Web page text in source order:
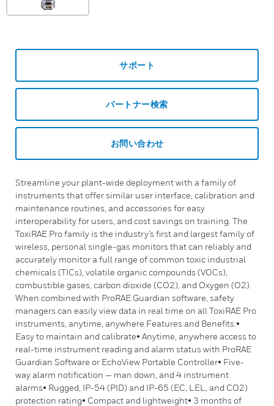
サポート
パートナー検索
お問い合わせ
Streamline your plant-wide deployment with a family of
instruments that offer similar user interface, calibration and
maintenance routines, and accessories for easy
interoperability for users, and cost savings on training. The
ToxiRAE Pro family is the industry’s first and largest family of
wireless, personal single-gas monitors that can reliably and
accurately monitor a full range of common toxic industrial
chemicals (TICs), volatile organic compounds (VOCs),
combustible gases, carbon dioxide (CO2), and Oxygen (O2).
When combined with ProRAE Guardian software, safety
managers can easily view data in real time on all ToxiRAE Pro
instruments, anytime, anywhere.Features and Benefits:•
Easy to maintain and calibrate• Anytime, anywhere access to
real-time instrument reading and alarm status with ProRAE
Guardian Software or EchoView Portable Controller• Five-
way alarm notification — man down, and 4 instrument
alarms• Rugged, IP-54 (PID) and IP-65 (EC, LEL, and CO2)
protection rating• Compact and lightweight• 3 months of